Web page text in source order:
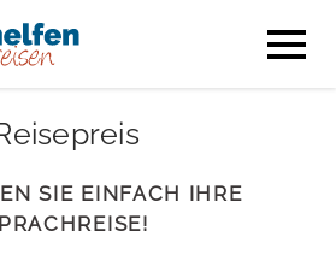
SIE EINFACH IHRE